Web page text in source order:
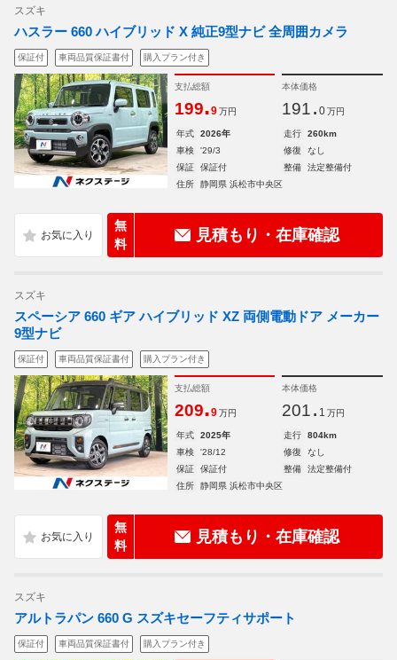
スズキ
ハスラー 660 ハイブリッド X 純正9型ナビ 全周囲カメラ
保証付 車両品質保証書付 購入プラン付き
支払総額
199.9 万円
本体価格
191. 0 万円
年式 2026年 走行
260km
車検
'29/3 修復
なし
保証
保証付 整備
法定整備付
住所
静岡県 浜松市中央区
無
料
見積もり・在庫確認
スズキ
スペーシア 660 ギア ハイブリッド XZ 両側電動ドア メーカー
9型ナビ
保証付 車両品質保証書付 購入プラン付き
支払総額
209.9 万円
本体価格
201. 1 万円
年式 2025年 走行
804km
車検
'28/12 修復
なし
保証
保証付 整備
法定整備付
住所
静岡県 浜松市中央区
無
料
見積もり・在庫確認
スズキ
アルトラパン 660 G スズキセーフティサポート
保証付 車両品質保証書付 購入プラン付き